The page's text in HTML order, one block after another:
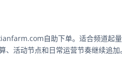
自助下单。适合频道起
活动节点和日常运营节奏继续追